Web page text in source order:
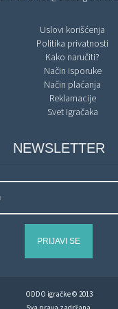
Uslovi korišćenja
Politika privatnosti
Kako naručiti?
Način isporuke
Način plaćanja
Reklamacije
Svet igračaka
NEWSLETTER
PRIJAVI SE
ODDO igračke © 2013